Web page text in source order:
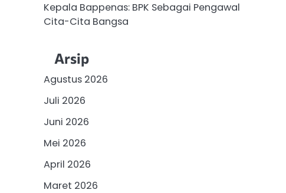
Kepala Bappenas: BPK Sebagai Pengawal
Cita-Cita Bangsa
Arsip
Agustus 2026
Juli 2026
Juni 2026
Mei 2026
April 2026
Maret 2026